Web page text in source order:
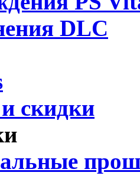
DLC
скидки